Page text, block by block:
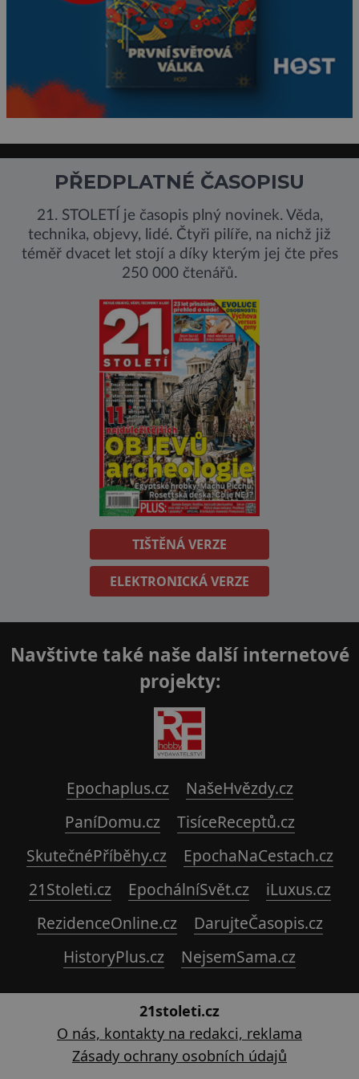
PŘEDPLATNÉ ČASOPISU
21. STOLETÍ je časopis plný novinek. Věda,
technika, objevy, lidé. Čtyři pilíře, na nichž již
téměř dvacet let stojí a díky kterým jej čte přes
250 000 čtenářů.
TIŠTĚNÁ VERZE
ELEKTRONICKÁ VERZE
Navštivte také naše další internetové
projekty:
Epochaplus.cz
NašeHvězdy.cz
PaníDomu.cz
TisíceReceptů.cz
SkutečnéPříběhy.cz
EpochaNaCestach.cz
21Stoleti.cz
EpochálníSvět.cz
iLuxus.cz
RezidenceOnline.cz
DarujteČasopis.cz
HistoryPlus.cz
NejsemSama.cz
21stoleti.cz
O nás, kontakty na redakci, reklama
Zásady ochrany osobních údajů